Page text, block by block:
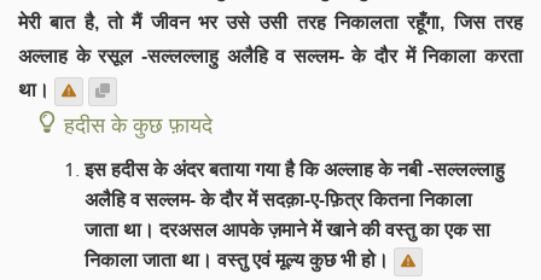
मेरी बात है, तो मैं जीवन भर उसे उसी तरह निकालता रहूँगा, जिस तरह
अल्लाह के रसूल -सल्लल्लाहु अलैहि व सल्लम- के दौर में निकाला करता
था।
हदीस के कुछ फ़ायदे
इस हदीस के अंदर बताया गया है कि अल्लाह के नबी -सल्लल्लाहु
अलैहि व सल्लम- के दौर में सदक़ा-ए-फ़ित्र कितना निकाला
जाता था। दरअसल आपके ज़माने में खाने की वस्तु का एक सा
निकाला जाता था। वस्तु एवं मूल्य कुछ भी हो।